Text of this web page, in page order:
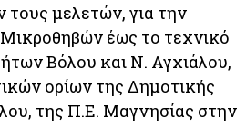
τους μελετών, για την
έως το τεχνικό
Βόλου και Ν. Αγχιάλου,
ορίων της Δημοτικής
της Π.Ε. Μαγνησίας στην